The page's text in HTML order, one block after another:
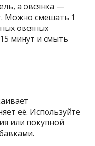
а овсянка —
Можно смешать 1
овсяных
минут и смыть
её. Используйте
или покупной